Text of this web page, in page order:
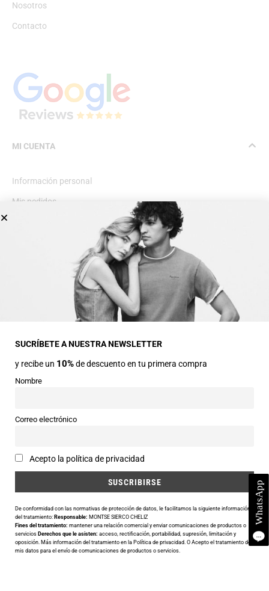
Nosotros
Contacto
MI CUENTA
Información personal
Mis pedidos
INFORMACIÓN GENERAL
22330 Ainsa (Huesca)
Teléfonos
974 50 00 43
Horarios
Email
Utilizamos cookies para ofrecerte la mejor experiencia en nuestra
web.
Puedes aprender más sobre qué cookies utilizamos o desactivarlas
SUCRÍBETE A NUESTRA NEWSLETTER
y recibe un 10%de descuento en tu primera compra
Nombre
Correo electrónico
Acepto la política de privacidad
De conformidad con las normativas de protección de datos, le facilitamos la siguiente información
del tratamiento: Responsable: MONTSE SIERCO CHELIZ
Fines del tratamiento: mantener una relación comercial y enviar comunicaciones de productos o
servicios Derechos que le asisten: acceso, rectificación, portabilidad, supresión, limitación y
oposición. Más información del tratamiento en la Política de privacidad. O Acepto el tratamiento de
mis datos para el envío de comunicaciones de productos o servicios.